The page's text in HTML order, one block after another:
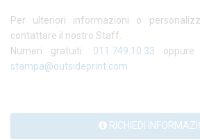
Per ulteriori informazioni o
contattare il nostro Staff.
Numeri gratuiti: 011.749.10.33 oppure
stampa@outsideprint.com
RICHIEDI